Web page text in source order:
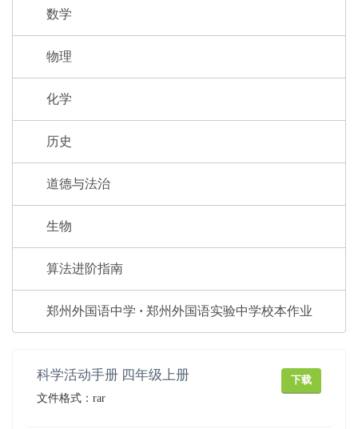
数学
物理
化学
历史
道德与法治
生物
算法进阶指南
郑州外国语中学 · 郑州外国语实验中学校本作业
科学活动手册 四年级上册
下载
文件格式：rar